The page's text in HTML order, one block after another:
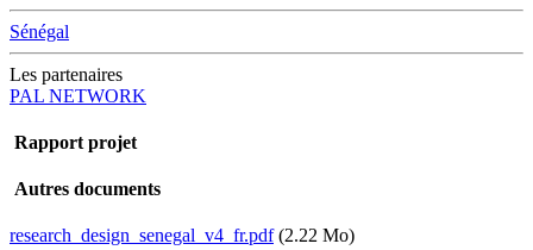
Sénégal
Les partenaires
PAL NETWORK
Rapport projet
Autres documents
Document
research_design_senegal_v4_fr.pdf (2.22 Mo)